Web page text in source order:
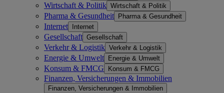
Wirtschaft & Politik Wirtschaft & Politik
Pharma & Gesundheit Pharma & Gesundheit
Internet Internet
Gesellschaft Gesellschaft
Verkehr & Logistik Verkehr & Logistik
Energie & Umwelt Energie & Umwelt
Konsum & FMCG Konsum & FMCG
Finanzen, Versicherungen & Immobilien
Finanzen, Versicherungen & Immobilien